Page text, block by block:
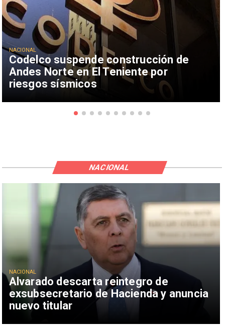
Codelco suspende construcción de
Andes Norte en El Teniente por
riesgos sísmicos
NACIONAL
Alvarado descarta reintegro de
exsubsecretario de Hacienda y anuncia
nuevo titular
NACIONAL
NACIONAL